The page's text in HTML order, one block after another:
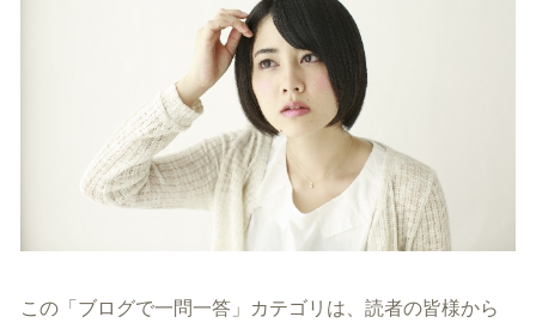
この「ブログで一問一答」カテゴリは、読者の皆様から